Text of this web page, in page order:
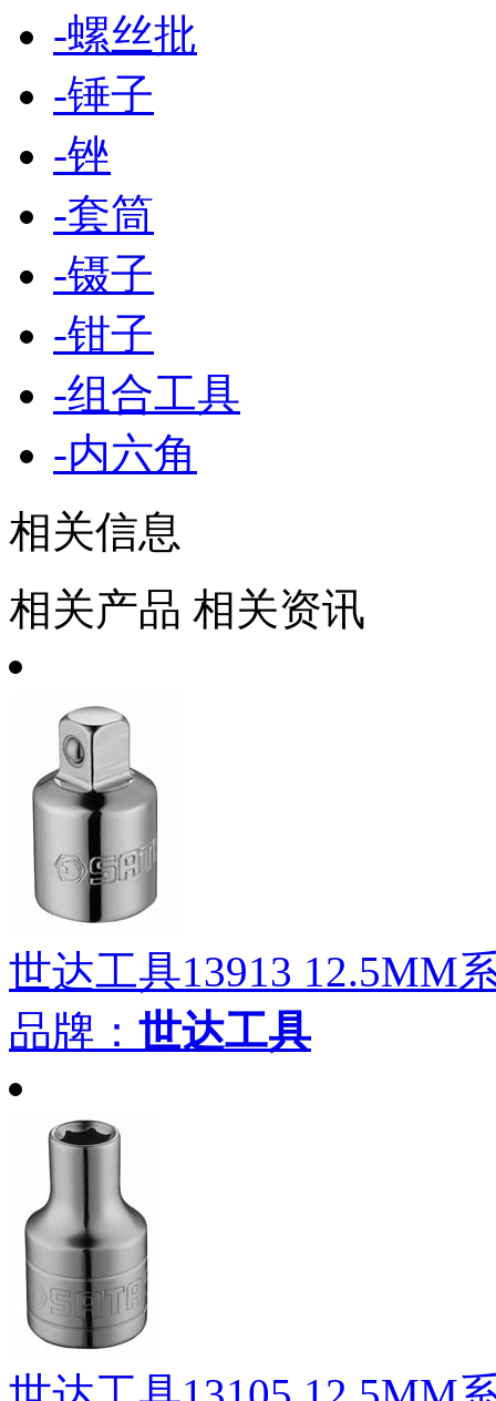
-螺丝批
-锤子
-锉
-套筒
-镊子
-钳子
-组合工具
-内六角
相关信息
相关产品 相关资讯
世达工具13913 12.5MM
品牌： 世达工具